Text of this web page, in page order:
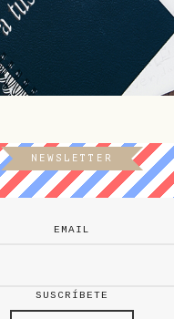
NEWSLETTER
EMAIL
SUSCRÍBETE